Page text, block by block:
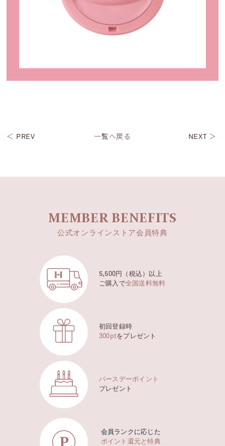
＜ PREV 一覧へ戻る NEXT ＞
MEMBER BENEFITS
公式オンラインストア会員特典
5,500円（税込）以上
ご購入で全国送料無料
初回登録時
300ptをプレゼント
バースデーポイント
プレゼント
会員ランクに応じた
ポイント還元と特典